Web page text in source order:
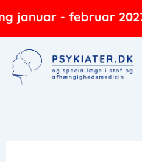
indholdet
januar - februar 2027